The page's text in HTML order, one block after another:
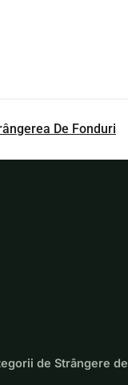
De Fonduri
de Strângere de